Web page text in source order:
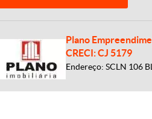
Plano
CRECI: CJ 5179
Endereço: SCLN 106